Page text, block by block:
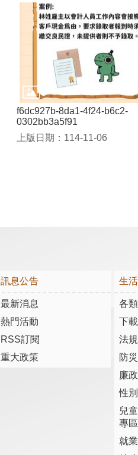
f6dc927b-8da1-4f24-b6c2-
0302bb3a5f91
上版日期：114-11-06
訊息公告
最新消息
熱門活動
RSS訂閱
重大政策
生
各
下
法
防
廉
性
兒
專區
就